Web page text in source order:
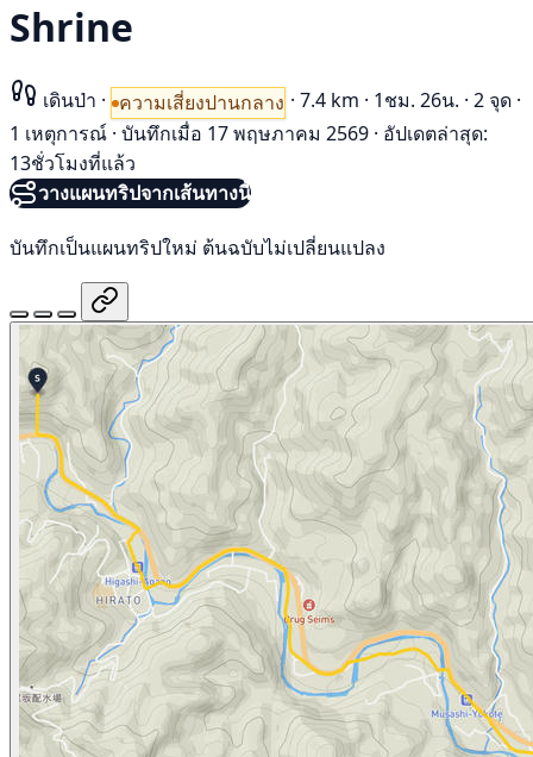
Shrine
เดินป่า · ความเสี่ยงปานกลาง · 7.4 km · 1ชม. 26น. · 2 จุด ·
1 เหตุการณ์ · บันทึกเมื่อ 17 พฤษภาคม 2569 · อัปเดตล่าสุด:
13ชั่วโมงที่แล้ว
วางแผนทริปจากเส้นทางนี้
บันทึกเป็นแผนทริปใหม่ ต้นฉบับไม่เปลี่ยนแปลง